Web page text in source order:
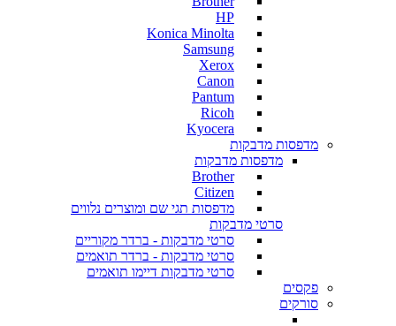
HP
Konica Minolta
Samsung
Xerox
Canon
Pantum
Ricoh
Kyocera
מדפסות מדבקות
מדפסות מדבקות
Brother
Citizen
מדפסות תגי שם ומוצרים נלווים
סרטי מדבקות
סרטי מדבקות - ברדר מקוריים
סרטי מדבקות - ברדר תואמים
סרטי מדבקות דיימו תואמים
פקסים
סורקים